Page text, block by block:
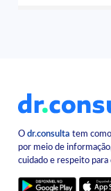
Odr.consulta tem
por meio de
cuidado e respeito para